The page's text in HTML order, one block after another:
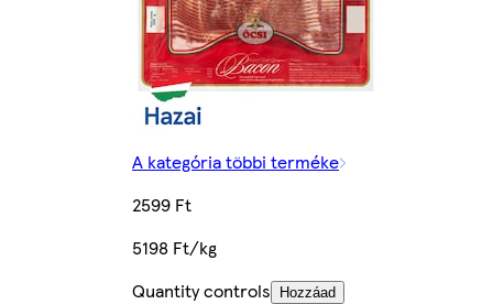
A kategória többi terméke
2599 Ft
5198 Ft/kg
Quantity controls
Hozzáad